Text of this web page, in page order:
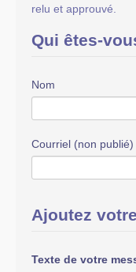
relu et approuvé.
Qui êtes-
Nom
Courriel (non publié)
Ajoutez
Texte de votre